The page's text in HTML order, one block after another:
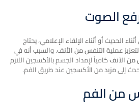
رفع الصوت
الحديث أو أثناء الإلقاء الإعلامي، يحتاج
لتعزيز عمليةالتنفس من الأنف. والسبب أنه في
من الأنفكافياً لإمداد الجسم بالأكسجين اللازم
إلى مزيد من الأكسجين عند طريق الفم.
من الفم